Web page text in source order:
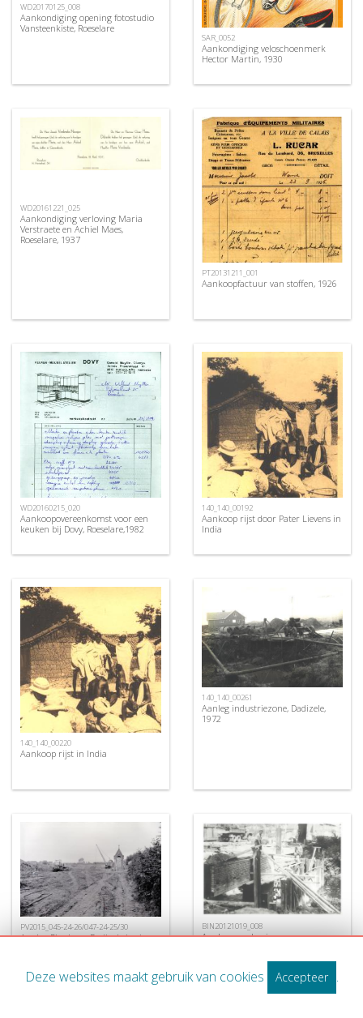
WD20170125_008
Aankondiging opening fotostudio
Vansteenkiste, Roeselare
SAR_0052
Aankondiging veloschoenmerk
Hector Martin, 1930
WD20161221_025
Aankondiging verloving Maria
Verstraete en Achiel Maes,
Roeselare, 1937
PT20131211_001
Aankoopfactuur van stoffen, 1926
WD20160215_020
Aankoopovereenkomst voor een
keuken bij Dovy, Roeselare,1982
140_140_00192
Aankoop rijst door Pater Lievens in
India
140_140_00220
Aankoop rijst in India
140_140_00261
Aanleg industriezone, Dadizele,
1972
PV2015_045-24-26/047-24-25/30
Aanleg Ringlaan, Dadizele juni
BIN20121019_008
Aanleg van de nieuwe
Deze websites maakt gebruik van cookies Accepteer .